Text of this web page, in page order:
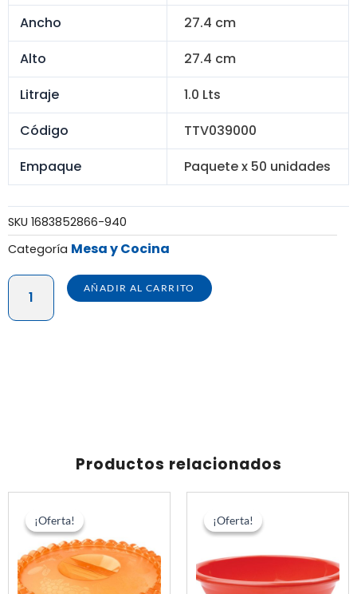
Ancho
27.4 cm
Alto
27.4 cm
Litraje
1.0 Lts
Código
TTV039000
Empaque
Paquete x 50 unidades
SKU 1683852866-940
Categoría Mesa y Cocina
BEBETODO
FRESH
1
AÑADIR AL CARRITO
Productos relacionados
¡Oferta!
¡Oferta!
era:
S/ 336.00.
es:
S/ 276.00.
¡Oferta!
¡Oferta!
S/ 134.40.
S/